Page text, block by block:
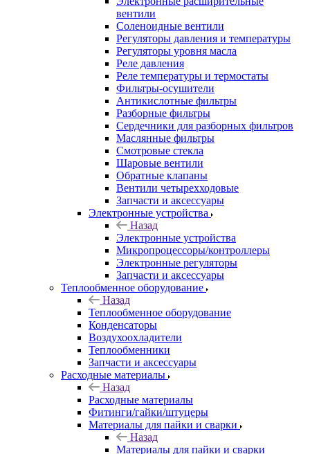
вентили
Соленоидные вентили
Регуляторы давления и температуры
Регуляторы уровня масла
Реле давления
Реле температуры и термостаты
Фильтры-осушители
Антикислотные фильтры
Разборные фильтры
Сердечники для разборных фильтров
Маслянные фильтры
Смотровые стекла
Шаровые вентили
Обратные клапаны
Вентили четырехходовые
Запчасти и аксессуары
Электронные устройства
Назад
Электронные устройства
Микропроцессоры/контроллеры
Электронные регуляторы
Запчасти и аксессуары
Теплообменное оборудование
Назад
Теплообменное оборудование
Конденсаторы
Воздухоохладители
Теплообменники
Запчасти и аксессуары
Расходные материалы
Назад
Расходные материалы
Фитинги/гайки/штуцеры
Материалы для пайки и сварки
Назад
Материалы для пайки и сварки